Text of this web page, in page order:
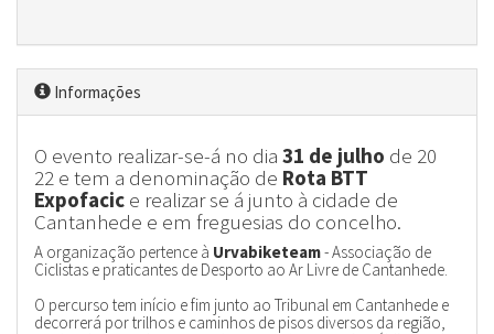
Informações
O evento realizar-se-á no dia 31 de julho de 20
22 e tem a denominação de Rota BTT
Expofacic e realizar se á junto à cidade de
Cantanhede e em freguesias do concelho.
A organização pertence à Urvabiketeam- Associação de
Ciclistas e praticantes de Desporto ao Ar Livre de Cantanhede.
O percurso tem início e fim junto ao Tribunal em Cantanhede e
decorrerá por trilhos e caminhos de pisos diversos da região,